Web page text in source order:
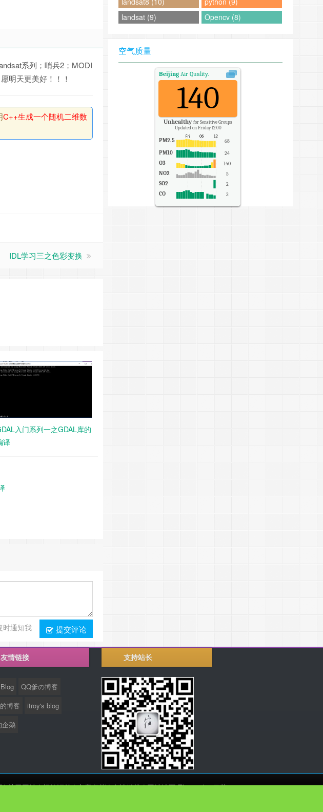
系列；哨兵2；MODI
明天更美好！！！
C++生成一个随机二维数
IDL学习三之色彩变换
入门系列一之GDAL库的
译
提交评论
时通知我
landsat (9)
Opencv (8)
空气质量
Beijing Air Quality.
140
Unhealthy for Sensitive Groups
Updated on Friday 12:00
PM2.5 68
PM10 24
O3 140
NO2 5
SO2 2
CO 3
友情链接
QQ爹の博客
博客
itroy's blog
企鹅
支持站长
|关于网站|标签汇总|文章归档|友情链接|网站地图Theme by云落